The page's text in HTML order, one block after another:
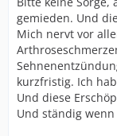
gemieden. Und
Mich nervt vor
kurzfristig. Ich
Und diese
Und ständig